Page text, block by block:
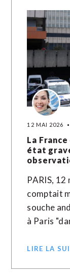
12 MAI 2026
La
état
PARIS, 12
comptait
souche
à Paris
LIRE LA